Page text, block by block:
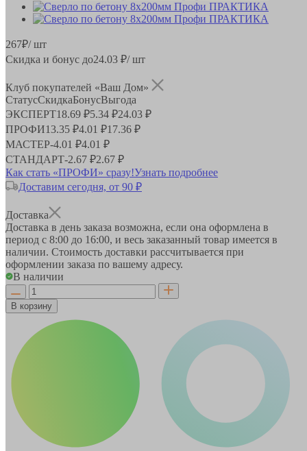
267₽/ шт
Скидка и бонус до24.03 ₽/ шт
Клуб покупателей «Ваш Дом»
СтатусСкидкаБонусВыгода
ЭКСПЕРТ18.69 ₽5.34 ₽24.03 ₽
ПРОФИ13.35 ₽4.01 ₽17.36 ₽
МАСТЕР-4.01 ₽4.01 ₽
СТАНДАРТ-2.67 ₽2.67 ₽
Как стать «ПРОФИ» сразу!Узнать подробнее
Доставим сегодня, от 90 ₽
Доставка
Доставка в день заказа возможна, если она оформлена в
период с 8:00 до 16:00, и весь заказанный товар имеется в
наличии. Стоимость доставки рассчитывается при
оформлении заказа по вашему адресу.
В наличии
В корзину